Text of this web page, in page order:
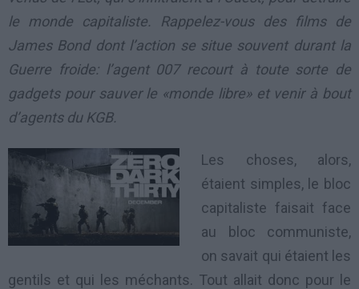
le monde capitaliste. Rappelez-vous des films de
James Bond dont l’action se situe souvent durant la
Guerre froide: l’agent 007 recourt à toute sorte de
gadgets pour sauver le «monde libre» et venir à bout
d’agents du KGB.
Les choses, alors,
étaient simples, le bloc
capitaliste faisait face
au bloc communiste,
on savait qui étaient les
gentils et qui les méchants. Tout allait donc pour le